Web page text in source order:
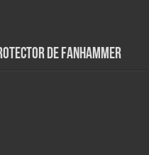
de FanHammer